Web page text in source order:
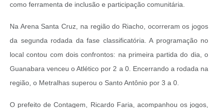
como ferramenta de inclusão e participação comunitária.
Na Arena Santa Cruz, na região do Riacho, ocorreram os jogos
da segunda rodada da fase classificatória. A programação no
local contou com dois confrontos: na primeira partida do dia, o
Guanabara venceu o Atlético por 2 a 0. Encerrando a rodada na
região, o Metralhas superou o Santo Antônio por 3 a 0.
O prefeito de Contagem, Ricardo Faria, acompanhou os jogos,